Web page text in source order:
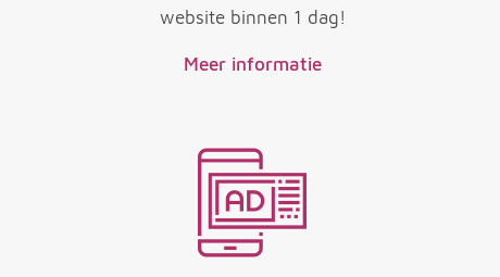
website binnen 1 dag!
Meer informatie